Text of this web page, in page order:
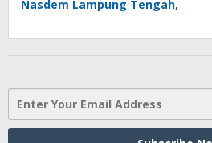
Nasdem Lampung Tengah,